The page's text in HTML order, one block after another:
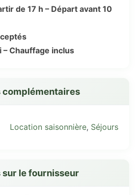
de 17 h – Départ avant 10
– Chauffage inclus
complémentaires
Location saisonnière, Séjours
le fournisseur